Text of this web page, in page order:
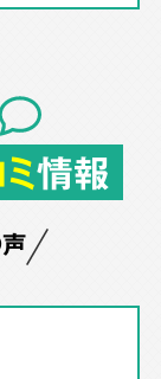
情報